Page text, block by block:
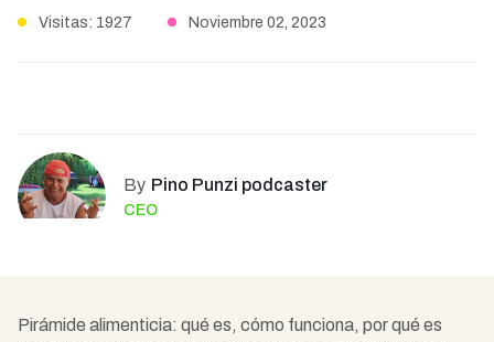
Visitas: 1927 Noviembre 02, 2023
By Pino Punzi podcaster
CEO
Pirámide alimenticia: qué es, cómo funciona, por qué es